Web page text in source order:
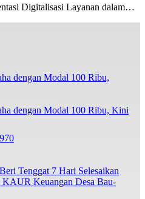
Digitalisasi Layanan dalam…
dengan Modal 100 Ribu, Kini
Tenggat 7 Hari Selesaikan
KAUR Keuangan Desa Bau-